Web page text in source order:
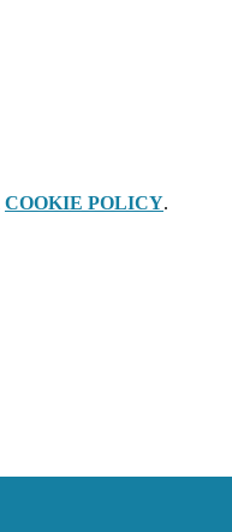
COOKIE POLICY.